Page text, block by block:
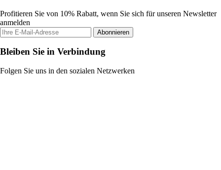
Profitieren Sie von 10% Rabatt, wenn Sie sich für unseren Newsletter
anmelden
Abonnieren
Bleiben Sie in Verbindung
Folgen Sie uns in den sozialen Netzwerken